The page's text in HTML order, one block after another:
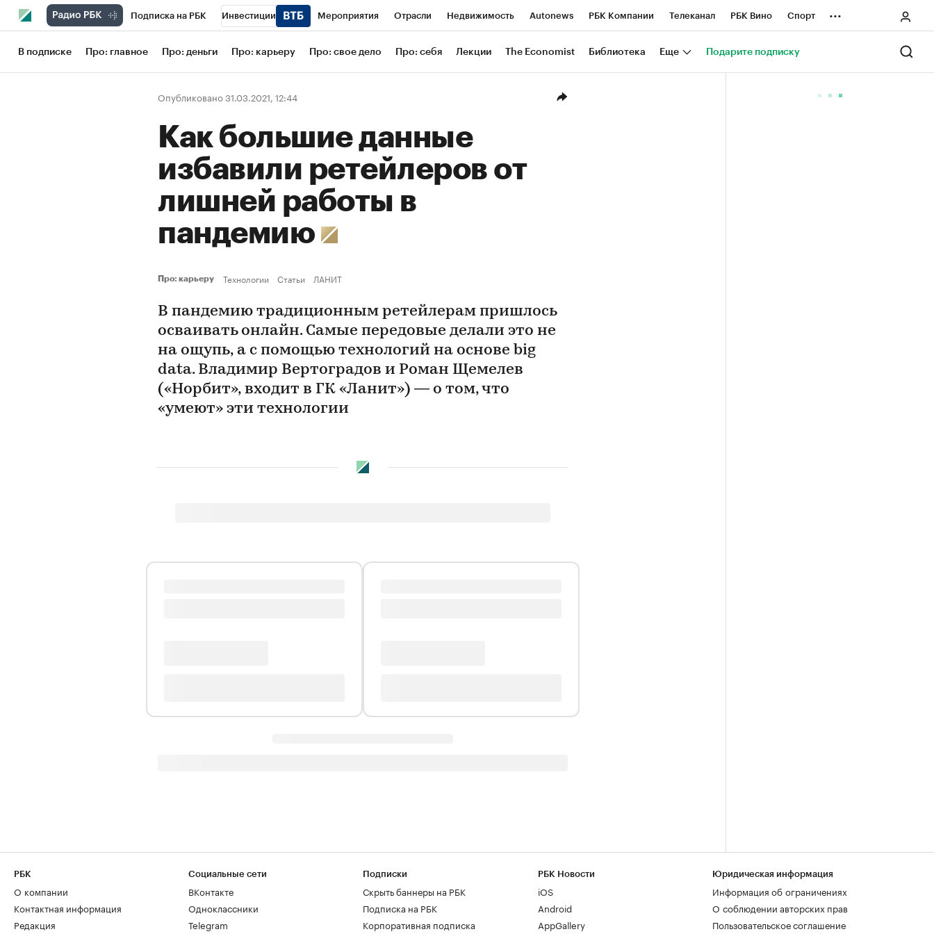
Подписка на РБК Инвестиции Мероприятия Отрасли Недвижимость Autonews РБК Компании Телеканал РБК Вино Спорт
Школа управления РБК РБК Образование РБК Life Тренды Визионеры Национальные проекты Город
Рынок наличной валюты
...
В подписке Про: главное Про: деньги Про: карьеру Про: свое дело Про: себя Лекции The Economist Библиотека Еще Подарите подписку
Опубликовано 31.03.2021, 12:44
Как большие данные
избавили ретейлеров от
лишней работы в
пандемию
Про: карьеру Технологии Статьи ЛАНИТ
В пандемию традиционным ретейлерам пришлось
осваивать онлайн. Самые передовые делали это не
на ощупь, а с помощью технологий на основе big
data. Владимир Вертоградов и Роман Щемелев
(«Норбит», входит в ГК «Ланит») — о том, что
«умеют» эти технологии
РБК
О компании
Контактная информация
Редакция
Социальные сети
ВКонтакте
Одноклассники
Telegram
Подписки
Скрыть баннеры на РБК
Подписка на РБК
Корпоративная подписка
РБК Новости
iOS
Android
AppGallery
Юридическая информация
Информация об ограничениях
О соблюдении авторских прав
Пользовательское соглашение